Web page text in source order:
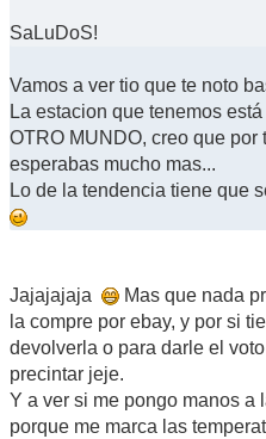
SaLuDoS!
Vamos a ver tio que te noto
La estacion que tenemos
OTRO MUNDO, creo que por
esperabas mucho mas...
Lo de la tendencia tiene que
Jajajajaja
Mas que nada
la compre por ebay, y por si
devolverla o para darle el
precintar jeje.
Y a ver si me pongo manos a
porque me marca las